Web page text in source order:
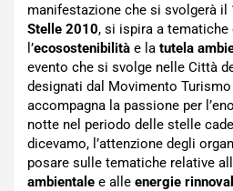
manifestazione che si svolgerà il
Stelle 2010, si ispira a tematiche
l’ecosostenibilità e la tutela
evento che si svolge nelle Città
designati dal Movimento
accompagna la passione per
notte nel periodo delle stelle
dicevamo, l’attenzione degli
posare sulle tematiche relative
ambientale e alle energie